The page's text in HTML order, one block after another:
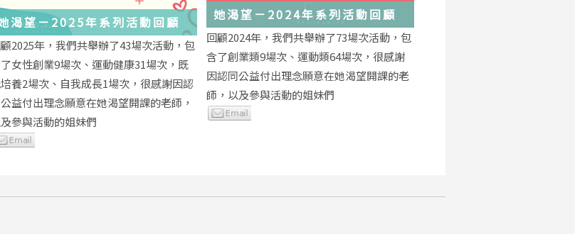
渴望－2025年系列活動回顧
2025年，我們共舉辦了43場次活動，包
女性創業9場次、運動健康31場次，既
養2場次、自我成長1場次，很感謝因認
益付出理念願意在她渴望開課的老師，
參與活動的姐妹們
她渴望－2024年系列活動回顧
回顧2024年，我們共舉辦了73場次活動，包
含了創業類9場次、運動類64場次，很感謝
因認同公益付出理念願意在她渴望開課的老
師，以及參與活動的姐妹們